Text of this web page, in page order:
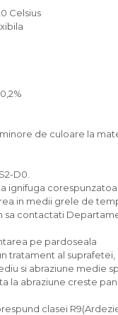
Celsius
de culoare la
D0.
ignifuga
in medii grele de
contactati
pe pardoseala
tratament al suprafetei,
si abraziune medie
la abraziune creste
clasei